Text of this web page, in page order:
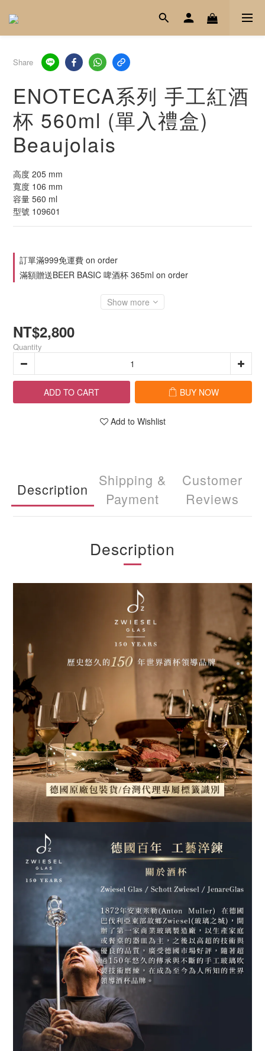
Share
ENOTECA系列 手工紅酒
杯 560ml (單入禮盒)
Beaujolais
高度 205 mm
寬度 106 mm
容量 560 ml
型號 109601
訂單滿999免運費 on order
滿額贈送BEER BASIC 啤酒杯 365ml on order
Show more
NT$2,800
Quantity
ADD TO CART BUY NOW
Add to Wishlist
Description
Shipping &
Payment
Customer
Reviews
Description